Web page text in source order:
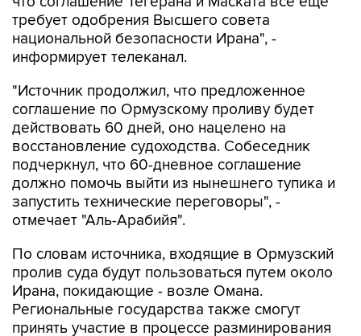
требует одобрения Высшего совета
национальной безопасности Ирана", -
информирует телеканал.
"Источник продолжил, что предложенное
соглашение по Ормузскому проливу будет
действовать 60 дней, оно нацелено на
восстановление судоходства. Собеседник
подчеркнул, что 60-дневное соглашение
должно помочь выйти из нынешнего тупика и
запустить технические переговоры", -
отмечает "Аль-Арабийя".
По словам источника, входящие в Ормузский
пролив суда будут пользоваться путем около
Ирана, покидающие - возле Омана.
Региональные государства также смогут
принять участие в процессе разминирования